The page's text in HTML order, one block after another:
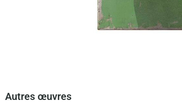
Autres œuvres